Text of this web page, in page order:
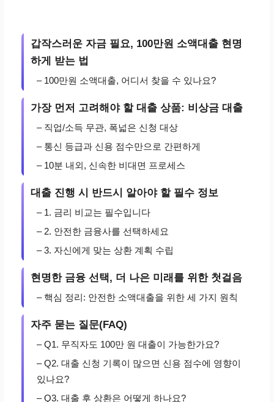
갑작스러운 자금 필요, 100만원 소액대출 현명
하게 받는 법
– 100만원 소액대출, 어디서 찾을 수 있나요?
가장 먼저 고려해야 할 대출 상품: 비상금 대출
– 직업/소득 무관, 폭넓은 신청 대상
– 통신 등급과 신용 점수만으로 간편하게
– 10분 내외, 신속한 비대면 프로세스
대출 진행 시 반드시 알아야 할 필수 정보
– 1. 금리 비교는 필수입니다
– 2. 안전한 금융사를 선택하세요
– 3. 자신에게 맞는 상환 계획 수립
현명한 금융 선택, 더 나은 미래를 위한 첫걸음
– 핵심 정리: 안전한 소액대출을 위한 세 가지 원칙
자주 묻는 질문(FAQ)
– Q1. 무직자도 100만 원 대출이 가능한가요?
– Q2. 대출 신청 기록이 많으면 신용 점수에 영향이
있나요?
– Q3. 대출 후 상환은 어떻게 하나요?